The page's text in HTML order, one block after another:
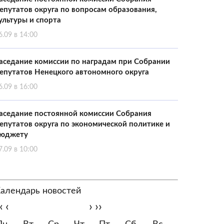
округа по вопросам образования,
и спорта
в 14:00
комиссии по наградам при Собрании
Ненецкого автономного округа
в 16:00
постоянной комиссии Собрания
округа по экономической политике и
в 10:00
новостей
‹ › ››